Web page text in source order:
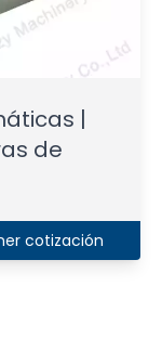
|
de
cotización